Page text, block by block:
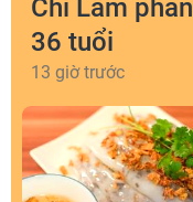
Chi Lâm
36 tuổi
13 giờ trước